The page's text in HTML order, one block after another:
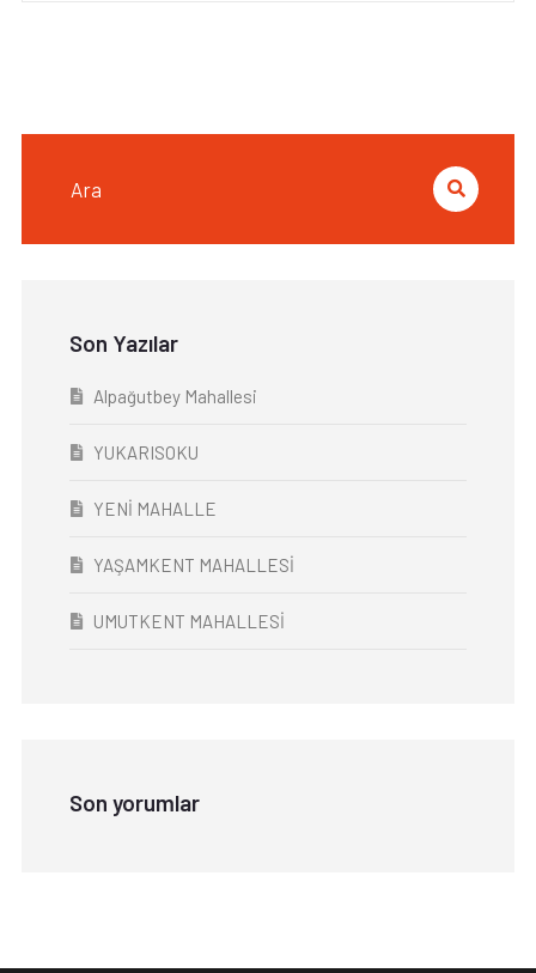
Son Yazılar
Alpağutbey Mahallesi
YUKARISOKU
YENİ MAHALLE
YAŞAMKENT MAHALLESİ
UMUTKENT MAHALLESİ
Son yorumlar